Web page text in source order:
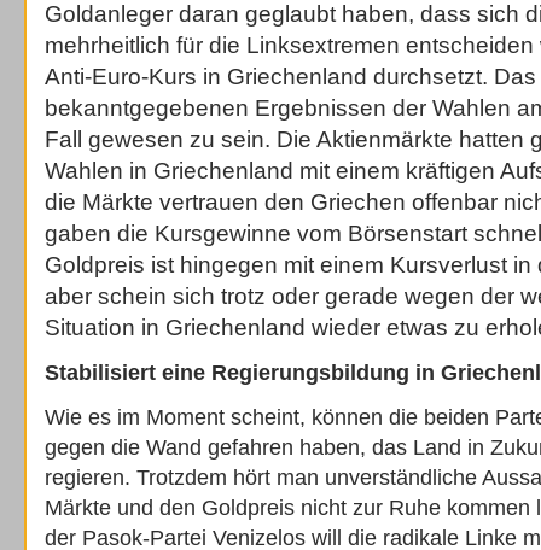
Goldanleger daran geglaubt haben, dass sich
mehrheitlich für die Linksextremen
Anti-Euro-Kurs in Griechenland durchsetzt.
bekanntgegebenen Ergebnissen der Wahlen
Fall gewesen zu sein. Die Aktienmärkte hatten
Wahlen in Griechenland mit einem kräftigen
die Märkte vertrauen den Griechen offenbar
gaben die Kursgewinne vom Börsenstart
Goldpreis ist hingegen mit einem Kursverlust
aber schein sich trotz oder gerade wegen der
Situation in Griechenland wieder etwas zu
Stabilisiert eine Regierungsbildung in
Wie es im Moment scheint, können die beiden
gegen die Wand gefahren haben, das Land in
regieren. Trotzdem hört man unverständliche
Märkte und den Goldpreis nicht zur Ruhe kommen
der Pasok-Partei Venizelos will die radikale Linke